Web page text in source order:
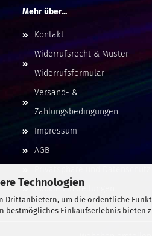
Technologien
Drittanbietern, um die ordentliche
bestmögliches Einkaufserlebnis bieten
Mehr über...
Kontakt
Widerrufsrecht & Muster-
Widerrufsformular
Versand- &
Zahlungsbedingungen
Impressum
AGB
Cookie Einstellungen